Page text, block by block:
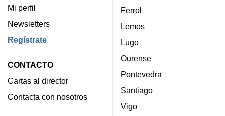
Mi perfil
Newsletters
Regístrate
CONTACTO
Cartas al director
Contacta con nosotros
Ferrol
Lemos
Lugo
Ourense
Pontevedra
Santiago
Vigo